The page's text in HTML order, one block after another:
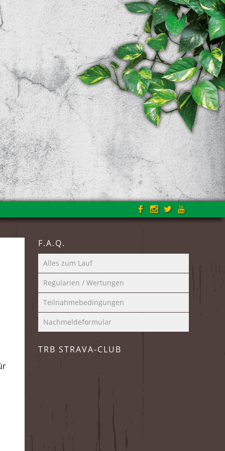
F.A.Q.
Alles zum Lauf
Regularien / Wertungen
Teilnahmebedingungen
Nachmeldeformular
TRB STRAVA-CLUB